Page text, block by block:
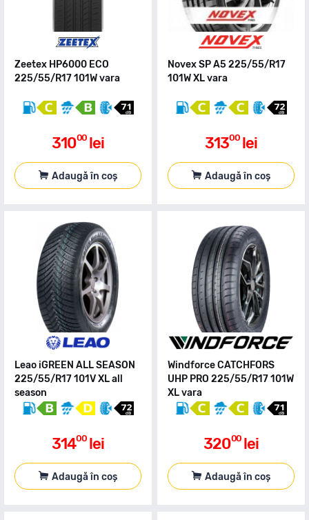
Zeetex HP6000 ECO
225/55/R17 101W vara
31000 lei
Adaugă în coș
Novex SP A5 225/55/R17
101W XL vara
31300 lei
Adaugă în coș
Leao iGREEN ALL SEASON
225/55/R17 101V XL all
season
31400 lei
Adaugă în coș
Windforce CATCHFORS
UHP PRO 225/55/R17 101W
XL vara
32000 lei
Adaugă în coș